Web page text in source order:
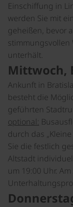
Einschiffung in
werden Sie mit
geheißen, bevor
stimmungsvollen
unterhält.
Mittwoch,
Ankunft in
besteht die
geführten
optional:
durch das
Sie die festlich
Altstadt
um 19:00 Uhr.